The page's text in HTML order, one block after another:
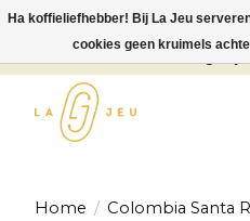
La Jeu is dicht v.a maandag 27
Home / Colombia Santa
Ha koffieliefhebber! Bij La Jeu
cookies geen kruimels